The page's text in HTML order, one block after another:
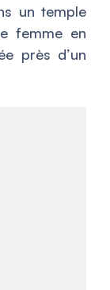
un temple
femme en
près d’un